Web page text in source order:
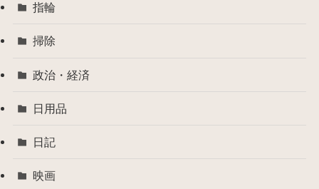
指輪
掃除
政治・経済
日用品
日記
映画